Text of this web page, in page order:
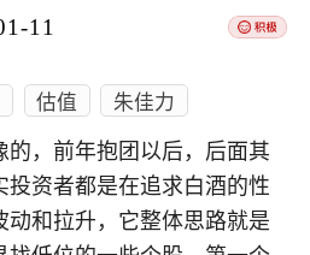
11
估值 朱佳力
的，前年抱团以后，后面其
投资者都是在追求白酒的性
动和拉升，它整体思路就是